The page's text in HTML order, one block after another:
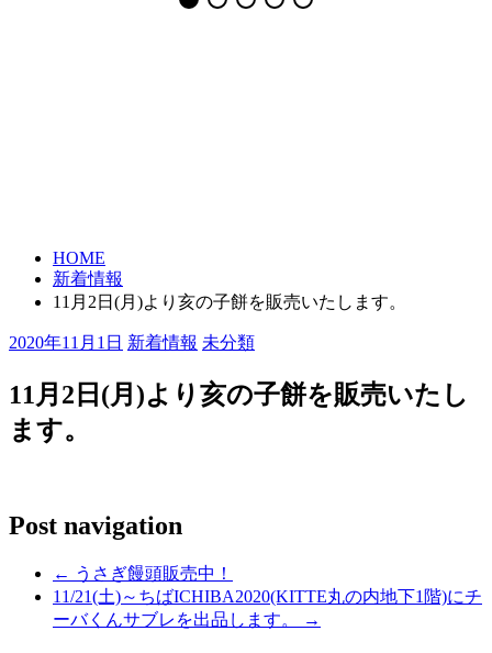
HOME
新着情報
11月2日(月)より亥の子餅を販売いたします。
2020年11月1日 新着情報 未分類
11月2日(月)より亥の子餅を販売いたし
ます。
Post navigation
← うさぎ饅頭販売中！
11/21(土)～ちばICHIBA2020(KITTE丸の内地下1階)にチ
ーバくんサブレを出品します。
→